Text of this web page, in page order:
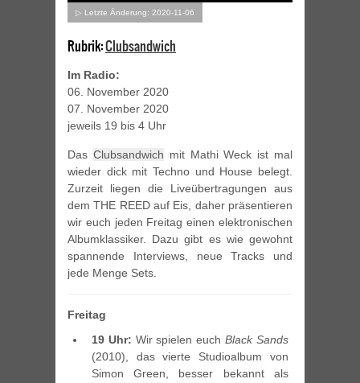
▷ Letzte Änderung: 2020-11-06
Rubrik:Clubsandwich
Im Radio:
06. November 2020
07. November 2020
jeweils 19 bis 4 Uhr
Das Clubsandwich mit Mathi Weck ist mal
wieder dick mit Techno und House belegt.
Zurzeit liegen die Liveübertragungen aus
dem THE REED auf Eis, daher präsentieren
wir euch jeden Freitag einen elektronischen
Albumklassiker. Dazu gibt es wie gewohnt
spannende Interviews, neue Tracks und
jede Menge Sets.
Freitag
19 Uhr: Wir spielen euchBlack Sands
(2010), das vierte Studioalbum von
Simon Green, besser bekannt als